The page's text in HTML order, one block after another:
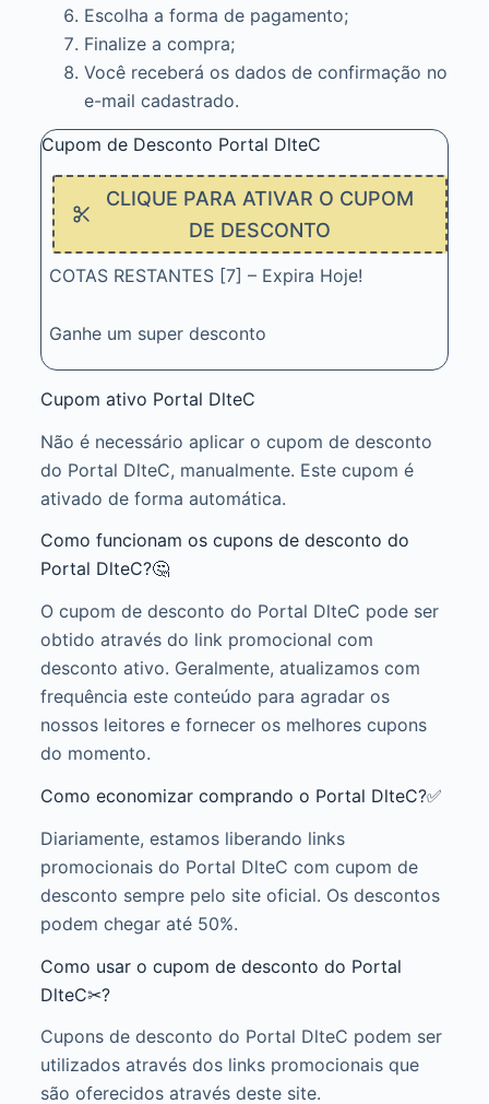
Escolha a forma de pagamento;
Finalize a compra;
Você receberá os dados de confirmação no
e-mail cadastrado.
Cupom de Desconto Portal DlteC
CLIQUE PARA ATIVAR O CUPOM
DE DESCONTO
COTAS RESTANTES [7] – Expira Hoje!
Ganhe um super desconto
Cupom ativo Portal DlteC
Não é necessário aplicar o cupom de desconto
do Portal DlteC, manualmente. Este cupom é
ativado de forma automática.
Como funcionam os cupons de desconto do
Portal DlteC?🤔
O cupom de desconto do Portal DlteC pode ser
obtido através do link promocional com
desconto ativo. Geralmente, atualizamos com
frequência este conteúdo para agradar os
nossos leitores e fornecer os melhores cupons
do momento.
Como economizar comprando o Portal DlteC?✅
Diariamente, estamos liberando links
promocionais do Portal DlteC com cupom de
desconto sempre pelo site oficial. Os descontos
podem chegar até 50%.
Como usar o cupom de desconto do Portal
DlteC✂?
Cupons de desconto do Portal DlteC podem ser
utilizados através dos links promocionais que
são oferecidos através deste site.